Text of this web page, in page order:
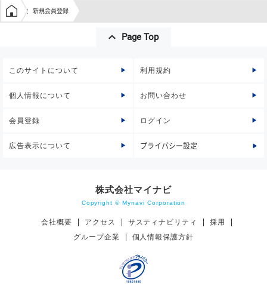
学生の窓口トップ
新規会員登録
Page Top
このサイトについて 利用規約
個人情報について お問い合わせ
会員登録 ログイン
広告表示について プライバシー設定
株式会社マイナビ
Copyright © Mynavi Corporation
会社概要 アクセス サスティナビリティ
採用
グループ企業
個人情報保護方針